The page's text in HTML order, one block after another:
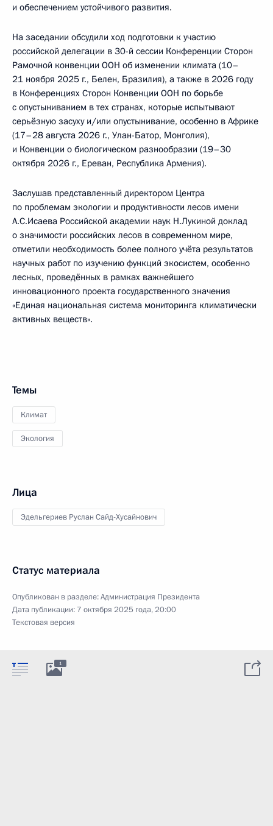
и обеспечением устойчивого развития.
На заседании обсудили ход подготовки к участию
российской делегации в 30-й сессии Конференции Сторон
Рамочной конвенции ООН об изменении климата (10–
21 ноября 2025 г., Белен, Бразилия), а также в 2026 году
в Конференциях Сторон Конвенции ООН по борьбе
с опустыниванием в тех странах, которые испытывают
серьёзную засуху и/или опустынивание, особенно в Африке
(17–28 августа 2026 г., Улан-Батор, Монголия),
и Конвенции о биологическом разнообразии (19–30
октября 2026 г., Ереван, Республика Армения).
Заслушав представленный директором Центра
по проблемам экологии и продуктивности лесов имени
А.С.Исаева Российской академии наук Н.Лукиной доклад
о значимости российских лесов в современном мире,
отметили необходимость более полного учёта результатов
научных работ по изучению функций экосистем, особенно
лесных, проведённых в рамках важнейшего
инновационного проекта государственного значения
«Единая национальная система мониторинга климатически
активных веществ».
Темы
Климат
Экология
Лица
Эдельгериев Руслан Сайд-Хусайнович
Статус материала
Опубликован в разделе:Администрация Президента
Дата публикации: 7 октября 2025 года, 20:00
Текстовая версия
1